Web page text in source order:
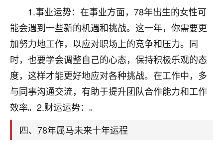
1.事业运势：在事业方面，78年出生的女性可
能会遇到一些新的机遇和挑战。这一年，你需要更
加努力地工作，以应对职场上的竞争和压力。同
时，也要学会调整自己的心态，保持积极乐观的态
度，这样才能更好地应对各种挑战。在工作中，多
与同事沟通交流，有助于提升团队合作能力和工作
效率。2.财运运势：。
四、78年属马未来十年运程
心若莲花
我是做餐饮的，这两年，生意屡屡受挫，店开一家关
一家，要么生意不好，生意好的就出事。前些年攒的
家底快败光了，真是倒霉！我也想找人看看到底怎么
回事？
鹿森 ：你可以找老师看看，人有时不服命不行
啊！
太阳当空赵：我也做餐饮的，生意不算大，但
是我从找店开始都是找慧来老师跟进的，选
址、风水、还有开业日子，哪哪都看了，虽然
大环境不好，但是我家生意还可以，前几天又